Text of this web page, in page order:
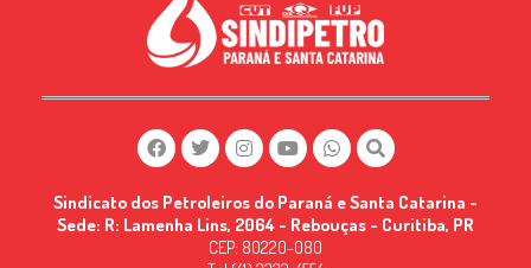
Sindicato dos Petroleiros do Paraná e Santa Catarina -
Sede: R: Lamenha Lins, 2064 - Rebouças - Curitiba, PR
CEP: 80220-080